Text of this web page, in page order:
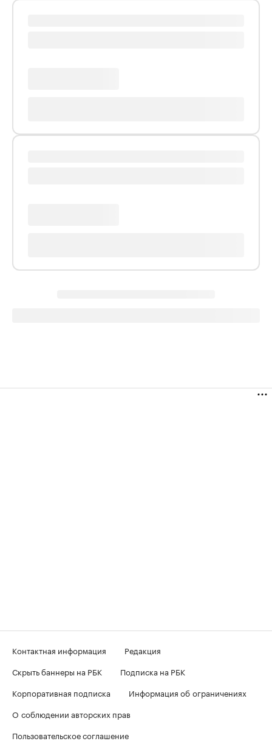
Контактная информация
Редакция
Скрыть баннеры на РБК
Подписка на РБК
Корпоративная подписка
Информация об ограничениях
О соблюдении авторских прав
Пользовательское соглашение